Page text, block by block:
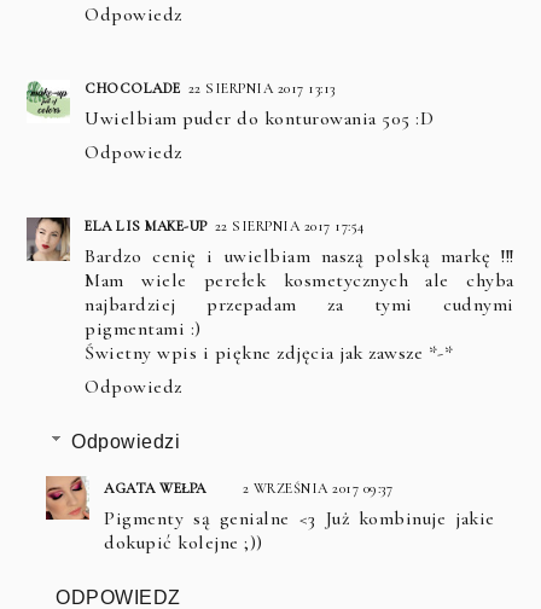
Odpowiedz
CHOCOLADE 22 SIERPNIA 2017 13:13
Uwielbiam puder do konturowania 505 :D
Odpowiedz
ELA LIS MAKE-UP 22 SIERPNIA 2017 17:54
Bardzo cenię i uwielbiam naszą polską markę !!!
Mam wiele perełek kosmetycznych ale chyba
najbardziej przepadam za tymi cudnymi
pigmentami :)
Świetny wpis i piękne zdjęcia jak zawsze *-*
Odpowiedz
Odpowiedzi
AGATA WEŁPA 2 WRZEŚNIA 2017 09:37
Pigmenty są genialne <3 Już kombinuje jakie
dokupić kolejne ;))
ODPOWIEDZ